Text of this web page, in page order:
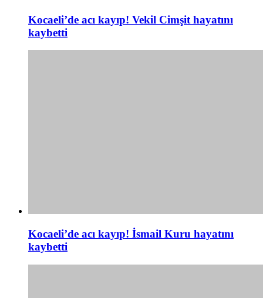
Kocaeli’de acı kayıp! Vekil Cimşit hayatını
kaybetti
Kocaeli’de acı kayıp! İsmail Kuru hayatını
kaybetti